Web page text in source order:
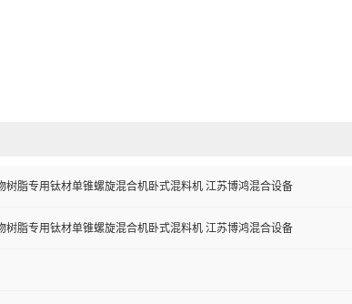
树脂专用钛材单锥螺旋混合机卧式混料机 江苏博鸿混合设备
树脂专用钛材单锥螺旋混合机卧式混料机 江苏博鸿混合设备